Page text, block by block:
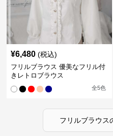
¥6,480 (税込)
フリルブラウス 優美なフリル付
きレトロブラウス
全5色
フリルブラウス